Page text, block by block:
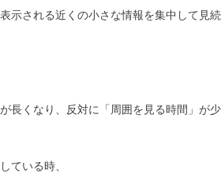
示される近くの小さな情報を集中して見続
長くなり、反対に「周囲を見る時間」が少
ている時、